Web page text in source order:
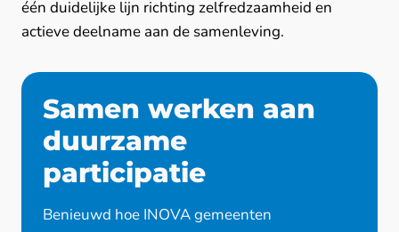
één duidelijke lijn richting zelfredzaamheid en
actieve deelname aan de samenleving.
Samen werken aan
duurzame
participatie
Benieuwd hoe INOVA gemeenten